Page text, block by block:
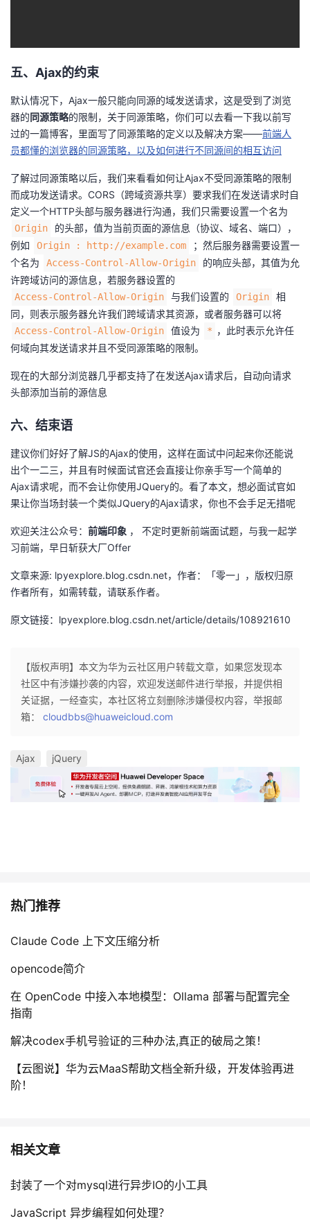
五、Ajax的约束
默认情况下，Ajax一般只能向同源的域发送请求，这是受到了浏览
器的同源策略的限制，关于同源策略，你们可以去看一下我以前写
过的一篇博客，里面写了同源策略的定义以及解决方案——前端人
员都懂的浏览器的同源策略，以及如何进行不同源间的相互访问
了解过同源策略以后，我们来看看如何让Ajax不受同源策略的限制
而成功发送请求。CORS（跨域资源共享）要求我们在发送请求时自
定义一个HTTP头部与服务器进行沟通，我们只需要设置一个名为
Origin
的头部，值为当前页面的源信息（协议、域名、端口），
例如
Origin : http://example.com
；然后服务器需要设置一
个名为
Access-Control-Allow-Origin
的响应头部，其值为允
许跨域访问的源信息，若服务器设置的
Access-Control-Allow-Origin 与我们设置的 Origin
相
同，则表示服务器允许我们跨域请求其资源，或者服务器可以将
Access-Control-Allow-Origin 值设为 * ，此时表示允许任
何域向其发送请求并且不受同源策略的限制。
现在的大部分浏览器几乎都支持了在发送Ajax请求后，自动向请求
头部添加当前的源信息
六、结束语
建议你们好好了解JS的Ajax的使用，这样在面试中问起来你还能说
出个一二三，并且有时候面试官还会直接让你亲手写一个简单的
Ajax请求呢，而不会让你使用JQuery的。看了本文，想必面试官如
果让你当场封装一个类似JQuery的Ajax请求，你也不会手足无措呢
欢迎关注公众号： 前端印象 ， 不定时更新前端面试题，与我一起学
习前端，早日斩获大厂Offer
文章来源: lpyexplore.blog.csdn.net，作者：「零一」，版权归原
作者所有，如需转载，请联系作者。
原文链接：lpyexplore.blog.csdn.net/article/details/108921610
【版权声明】本文为华为云社区用户转载文章，如果您发现本
社区中有涉嫌抄袭的内容，欢迎发送邮件进行举报，并提供相
关证据，一经查实，本社区将立刻删除涉嫌侵权内容，举报邮
箱： cloudbbs@huaweicloud.com
Ajax jQuery
热门推荐
Claude Code 上下文压缩分析
opencode简介
在 OpenCode 中接入本地模型：Ollama 部署与配置完全
指南
解决codex手机号验证的三种办法,真正的破局之策！
【云图说】华为云MaaS帮助文档全新升级，开发体验再进
阶！
相关文章
封装了一个对mysql进行异步IO的小工具
JavaScript 异步编程如何处理？